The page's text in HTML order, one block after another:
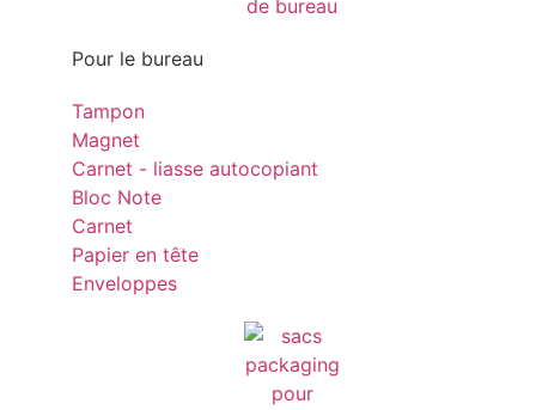
Pour le bureau
Tampon
Magnet
Carnet - liasse autocopiant
Bloc Note
Carnet
Papier en tête
Enveloppes